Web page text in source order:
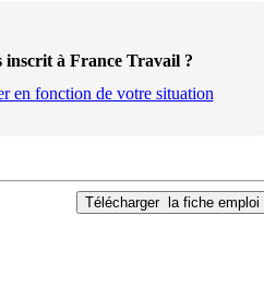
inscrit à France Travail ?
en fonction de votre situation
Télécharger la fiche emploi